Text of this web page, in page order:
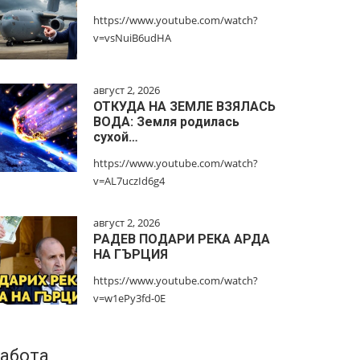
https://www.youtube.com/watch?
v=vsNuiB6udHA
август 2, 2026
ОТКУДА НА ЗЕМЛЕ ВЗЯЛАСЬ
ВОДА: Земля родилась
сухой…
https://www.youtube.com/watch?
v=AL7uczId6g4
август 2, 2026
РАДЕВ ПОДАРИ РЕКА АРДА
НА ГЪРЦИЯ
https://www.youtube.com/watch?
v=w1ePy3fd-0E